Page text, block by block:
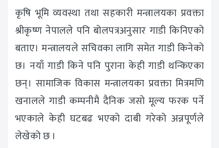
कृषि भूमि व्यवस्था तथा सहकारी मन्त्रालयका प्रवक्ता
श्रीकृष्ण नेपालले पनि बोलपत्रअनुसार गाडी किनिएको
बताए। मन्त्रालयले सचिवका लागि समेत गाडी किनेको
छ। नयाँ गाडी किने पनि पुराना केही गाडी थन्किएका
छन्। सामाजिक विकास मन्त्रालयका प्रवक्ता मित्रमणि
खनालले गाडी कम्पनीमै दैनिक जसो मूल्य फरक पर्ने
भएकाले केही घटबढ भएको दाबी गरेको अन्नपूर्णले
लेखेको छ ।